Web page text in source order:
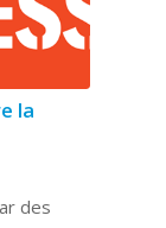
la
des